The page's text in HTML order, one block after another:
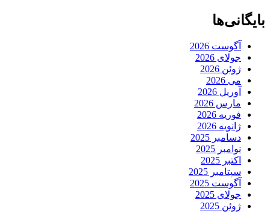
بایگانی‌ها
آگوست 2026
جولای 2026
ژوئن 2026
می 2026
آوریل 2026
مارس 2026
فوریه 2026
ژانویه 2026
دسامبر 2025
نوامبر 2025
اکتبر 2025
سپتامبر 2025
آگوست 2025
جولای 2025
ژوئن 2025